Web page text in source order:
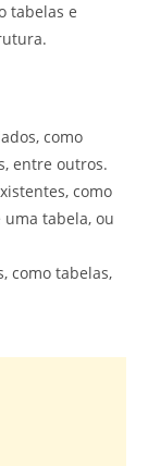
tabelas e
como
entre outros.
como
tabela, ou
como tabelas,